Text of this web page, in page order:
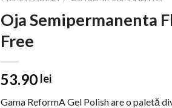
Oja Semipermanenta
Free
53.90 lei
Gama ReformA Gel Polish are o paletă